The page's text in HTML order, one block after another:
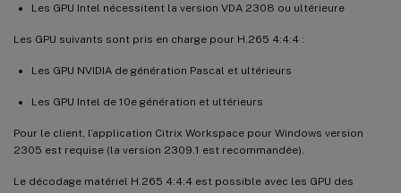
Les GPU Intel nécessitent la version VDA 2308 ou ultérieure
Les GPU suivants sont pris en charge pour H.265 4:4:4 :
Les GPU NVIDIA de génération Pascal et ultérieurs
Les GPU Intel de 10e génération et ultérieurs
Pour le client, l’application Citrix Workspace pour Windows version
2305 est requise (la version 2309.1 est recommandée).
Le décodage matériel H.265 4:4:4 est possible avec les GPU des